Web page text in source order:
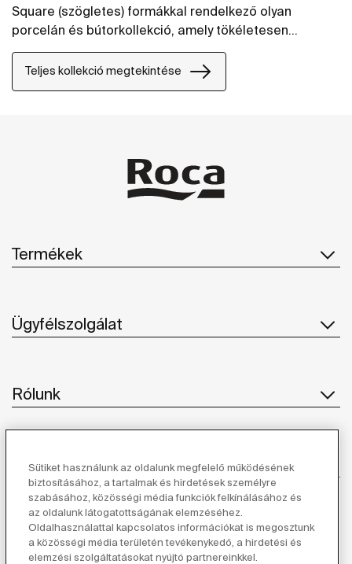
Square (szögletes) formákkal rendelkező olyan
porcelán és bútorkollekció, amely tökéletesen
alkalmazkodik.
Teljes kollekció megtekintése
Termékek
Ügyfélszolgálat
Rólunk
Ihlet
Kövessen minket
Sütiket használunk az oldalunk megfelelő működésének
biztosításához, a tartalmak és hirdetések személyre
szabásához, közösségi média funkciók felkínálásához és
az oldalunk látogatottságának elemzéséhez.
Oldalhasználattal kapcsolatos információkat is megosztunk
a közösségi média területén tevékenykedő, a hirdetési és
elemzési szolgáltatásokat nyújtó partnereinkkel.